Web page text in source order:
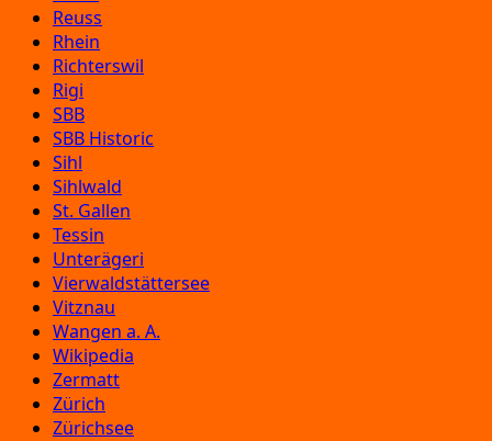
Reuss
Rhein
Richterswil
Rigi
SBB
SBB Historic
Sihl
Sihlwald
St. Gallen
Tessin
Unterägeri
Vierwaldstättersee
Vitznau
Wangen a. A.
Wikipedia
Zermatt
Zürich
Zürichsee